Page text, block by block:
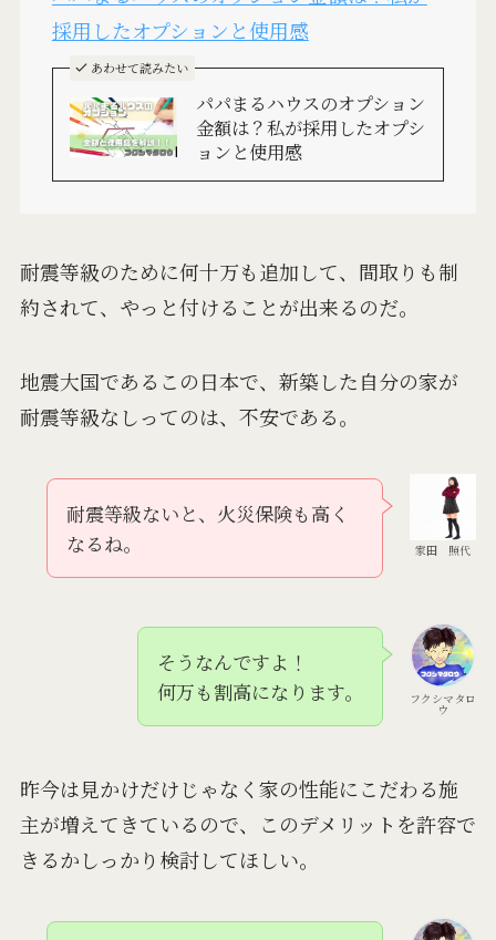
採用したオプションと使用感
あわせて読みたい
パパまるハウスのオプション
金額は？私が採用したオプシ
ョンと使用感
耐震等級のために何十万も追加して、間取りも制
約されて、やっと付けることが出来るのだ。
地震大国であるこの日本で、新築した自分の家が
耐震等級なしってのは、不安である。
家田 照代
耐震等級ないと、火災保険も高く
なるね。
フクシマタロ
ウ
そうなんですよ！
何万も割高になります。
昨今は見かけだけじゃなく家の性能にこだわる施
主が増えてきているので、このデメリットを許容で
きるかしっかり検討してほしい。